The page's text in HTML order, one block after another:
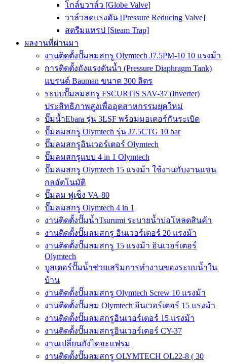
โกล์บวาล์ว [Globe Valve]
วาล์วลดแรงดัน [Pressure Reducing Valve]
สตรีมแทรป [Steam Trap]
ผลงานที่ผ่านมา
งานติดตั้งปั๊มลมสกรู Olymtech J7.5PM-10 10 แรงม้า
การติดตั้งถังแรงดันน้ำ (Pressure Diaphragm Tank)
แบรนด์ Bauman ขนาด 300 ลิตร
ระบบปั๊มลมสกรู FSCURTIS SAV-37 (Inverter)
ประสิทธิภาพสูงเพื่ออุตสาหกรรมยุคใหม่
ปั๊มน้ำEbara รุ่น 3LSF พร้อมมอเตอร์กันระเบิด
ปั๊มลมสกรู Olymtech รุ่น J7.5CTG 10 bar
ปั๊มลมสกรูอินเวอร์เตอร์ Olymtech
ปั๊มลมสกรูแบบ 4 in 1 Olymtech
ปั๊มลมสกรู Olymtech 15 แรงม้า ใช้งานกับงานแขน
กลอัตโนมัติ
ปั๊มลม ฟูเช็ง VA-80
ปั๊มลมสกรู Olymtech 4 in 1
งานติดตั้งปั๊มน้ำTsurumi ระบายน้ำบ่อโหลดสินค้า
งานติดตั้งปั๊มลมสกรู อินเวอร์เตอร์ 20 แรงม้า
งานติดตั้งปั๊มลมสกรู 15 แรงม้า อินเวอร์เตอร์
Olymtech
บูสเตอร์ปั๊มน้ำช่วยเสริมการทำงานของระบบน้ำใน
บ้าน
งานติดตั้งปั๊มลมสกรู Olymtech Screw 10 แรงม้า
งานตืดตั้งปั๊มลม Olymtech อินเวอร์เตอร์ 15 แรงม้า
งานติดตั้งปั๊มลมสกรูอินเวอร์เตอร์ 15 แรงม้า
งานติดตั้งปั๊มลมสกรูอินเวอร์เตอร์ CY-37
งานเปลี่ยนถังไดอะแฟรม
งานติดตั้งปั๊มลมสกรู OLYMTECH OL22-8 ( 30